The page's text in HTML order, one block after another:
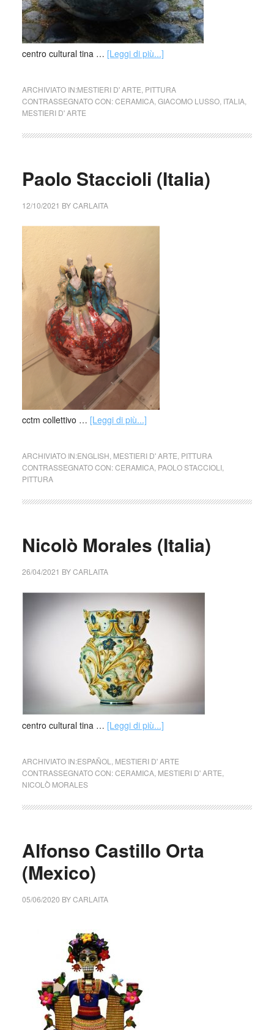
centro cultural tina … [Leggi di più...]
ARCHIVIATO IN:MESTIERI D' ARTE PITTURA
CONTRASSEGNATO CON:CERAMICA, GIACOMO LUSSO, ITALIA,
MESTIERI D' ARTE
Paolo Staccioli (Italia)
12/10/2021 BYCARLAITA
cctm collettivo … [Leggi di più...]
ARCHIVIATO IN:ENGLISH MESTIERI D' ARTE PITTURA
CONTRASSEGNATO CON:CERAMICA, PAOLO STACCIOLI,
PITTURA
Nicolò Morales (Italia)
26/04/2021 BYCARLAITA
centro cultural tina … [Leggi di più...]
ARCHIVIATO IN:ESPAÑOL
MESTIERI D' ARTE
CONTRASSEGNATO CON:CERAMICA, MESTIERI D' ARTE
NICOLÒ MORALES
Alfonso Castillo Orta
(Mexico)
05/06/2020 BYCARLAITA